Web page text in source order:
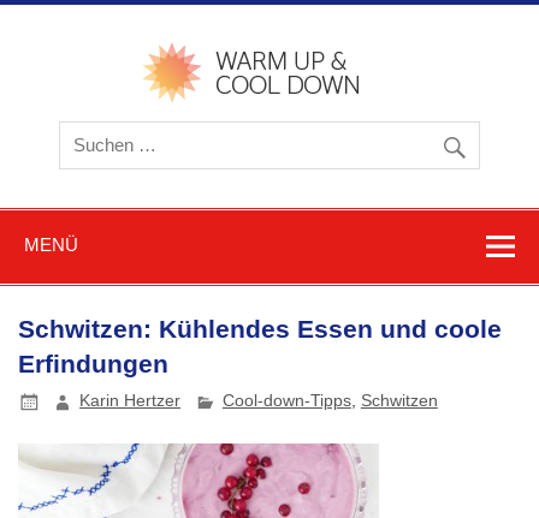
Zum
Blog
und
MENÜ
Schwitzen: Kühlendes Essen und coole
Erfindungen
Karin Hertzer Cool-down-Tipps, Schwitzen